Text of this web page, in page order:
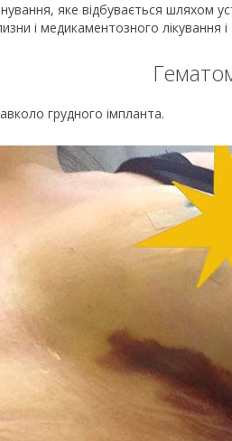
яке відбувається шляхом
і медикаментозного лікування
грудного імпланта.